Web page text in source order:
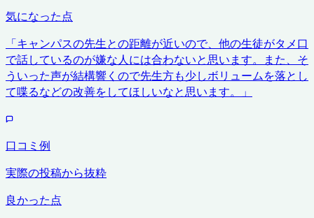
気になった点
「キャンパスの先生との距離が近いので、他の生徒がタメ口
で話しているのが嫌な人には合わないと思います。また、そ
ういった声が結構響くので先生方も少しボリュームを落とし
て喋るなどの改善をしてほしいなと思います。
」
口コミ例
実際の投稿から抜粋
良かった点